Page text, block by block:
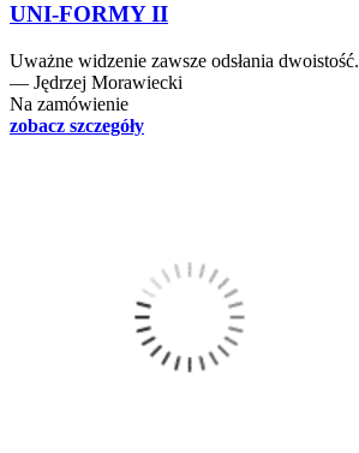
UNI-FORMY II
Uważne widzenie zawsze odsłania dwoistość.
― Jędrzej Morawiecki
Na zamówienie
zobacz szczegóły